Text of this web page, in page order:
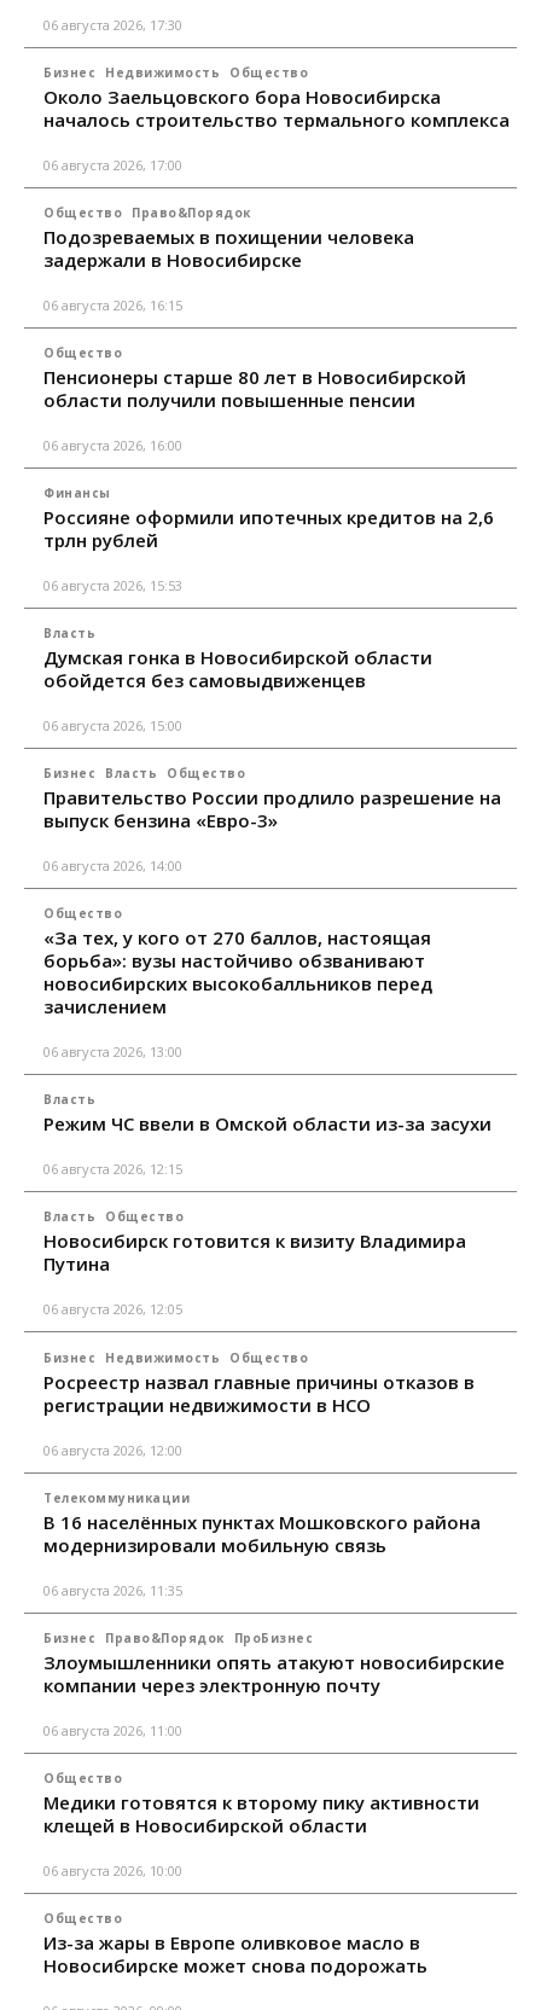
06 августа 2026, 17:30
Бизнес Недвижимость Общество
Около Заельцовского бора Новосибирска
началось строительство термального комплекса
06 августа 2026, 17:00
Общество Право&Порядок
Подозреваемых в похищении человека
задержали в Новосибирске
06 августа 2026, 16:15
Общество
Пенсионеры старше 80 лет в Новосибирской
области получили повышенные пенсии
06 августа 2026, 16:00
Финансы
Россияне оформили ипотечных кредитов на 2,6
трлн рублей
06 августа 2026, 15:53
Власть
Думская гонка в Новосибирской области
обойдется без самовыдвиженцев
06 августа 2026, 15:00
Бизнес Власть Общество
Правительство России продлило разрешение на
выпуск бензина «Евро-3»
06 августа 2026, 14:00
Общество
«За тех, у кого от 270 баллов, настоящая
борьба»: вузы настойчиво обзванивают
новосибирских высокобалльников перед
зачислением
06 августа 2026, 13:00
Власть
Режим ЧС ввели в Омской области из-за засухи
06 августа 2026, 12:15
Власть Общество
Новосибирск готовится к визиту Владимира
Путина
06 августа 2026, 12:05
Бизнес Недвижимость Общество
Росреестр назвал главные причины отказов в
регистрации недвижимости в НСО
06 августа 2026, 12:00
Телекоммуникации
В 16 населённых пунктах Мошковского района
модернизировали мобильную связь
06 августа 2026, 11:35
Бизнес Право&Порядок ПроБизнес
Злоумышленники опять атакуют новосибирские
компании через электронную почту
06 августа 2026, 11:00
Общество
Медики готовятся к второму пику активности
клещей в Новосибирской области
06 августа 2026, 10:00
Общество
Из-за жары в Европе оливковое масло в
Новосибирске может снова подорожать